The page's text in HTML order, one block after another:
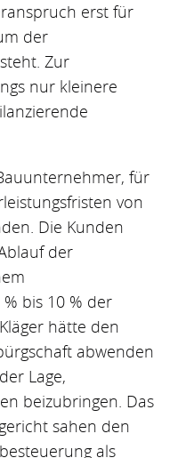
erst für
der
Zur
nur kleinere
für
von
Die Kunden
der
bis 10 % der
hätte den
abwenden
Lage,
beizubringen. Das
sahen den
als